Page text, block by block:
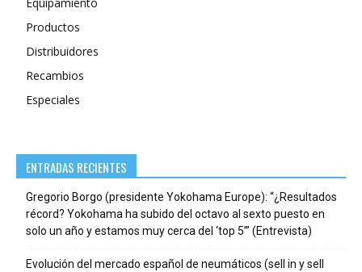
Productos
Distribuidores
Recambios
Especiales
ENTRADAS RECIENTES
Gregorio Borgo (presidente Yokohama Europe): “¿Resultados
récord? Yokohama ha subido del octavo al sexto puesto en
solo un año y estamos muy cerca del ‘top 5’” (Entrevista)
Evolución del mercado español de neumáticos (sell in y sell